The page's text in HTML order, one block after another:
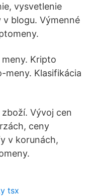
vysvetlenie
blogu. Výmenné
Kripto
meny. Klasifikácia
Vývoj cen
ceny
v korunách,
tsx